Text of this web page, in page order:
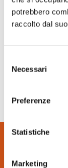
potrebbero
raccolto dal
delNecessari
Preferenze
Statistiche
Marketing
20017 Rho – Milano
consulta il sito